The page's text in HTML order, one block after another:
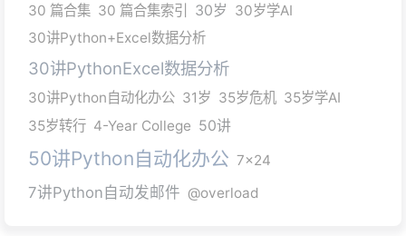
30 篇合集 30 篇合集索引 30岁 30岁学AI
30讲Python+Excel数据分析
30讲PythonExcel数据分析
30讲Python自动化办公 31岁 35岁危机 35岁学AI
35岁转行 4-Year College 50讲
50讲Python自动化办公 7x24
7讲Python自动发邮件 @overload